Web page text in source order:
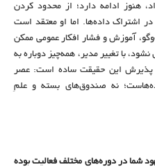
هنوز ادامه دارد؛ از محدود کردن
اشتراک داده‌ها. اما او معتقد است
آموزش و فشار افکار عمومی ممکن
با تغییر مدیر، همه‌چیز دوباره به
پذیرش این حقیقت ساده است: عصر
نه صندوق‌های بسته و علمِ
شما در دوره‌های مختلف فعالیت بوده